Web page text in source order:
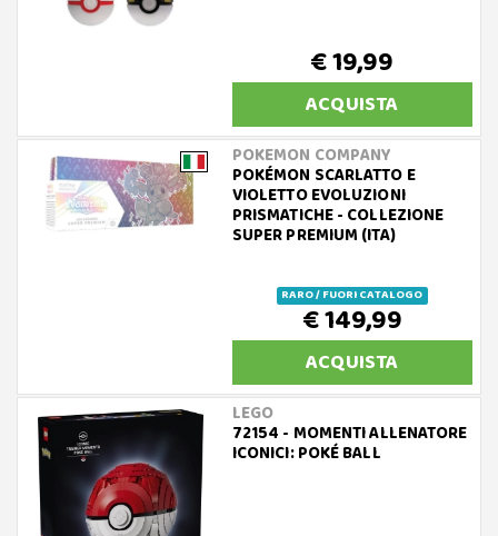
€ 19,99
ACQUISTA
POKEMON COMPANY
POKÉMON SCARLATTO E
VIOLETTO EVOLUZIONI
PRISMATICHE - COLLEZIONE
SUPER PREMIUM (ITA)
RARO / FUORI CATALOGO
€ 149,99
ACQUISTA
LEGO
72154 - MOMENTI ALLENATORE
ICONICI: POKÉ BALL